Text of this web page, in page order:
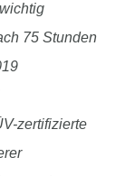
75 Stunden
zertifizierte